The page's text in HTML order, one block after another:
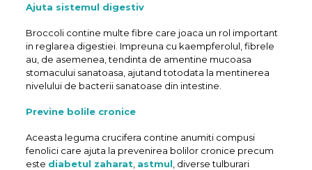
Ajuta sistemul digestiv
Broccoli contine multe fibre care joaca un rol important
in reglarea digestiei. Impreuna cu kaempferolul, fibrele
au, de asemenea, tendinta de amentine mucoasa
stomacului sanatoasa, ajutand totodata la mentinerea
nivelului de bacterii sanatoase din intestine.
Previne bolile cronice
Aceasta leguma crucifera contine anumiti compusi
fenolici care ajuta la prevenirea bolilor cronice precum
este diabetul zaharat, astmul , diverse tulburari